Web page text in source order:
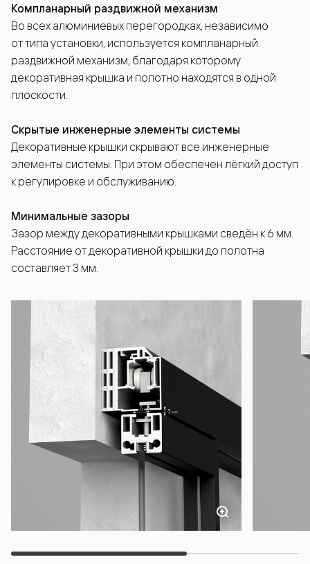
Компланарный раздвижной механизм
Во всех алюминиевых перегородках, независимо
от типа установки, используется компланарный
раздвижной механизм, благодаря которому
декоративная крышка и полотно находятся в одной
плоскости.
Скрытые инженерные элементы системы
Декоративные крышки скрывают все инженерные
элементы системы. При этом обеспечен лёгкий доступ
к регулировке и обслуживанию.
Минимальные зазоры
Зазор между декоративными крышками сведён к 6 мм.
Расстояние от декоративной крышки до полотна
составляет 3 мм.